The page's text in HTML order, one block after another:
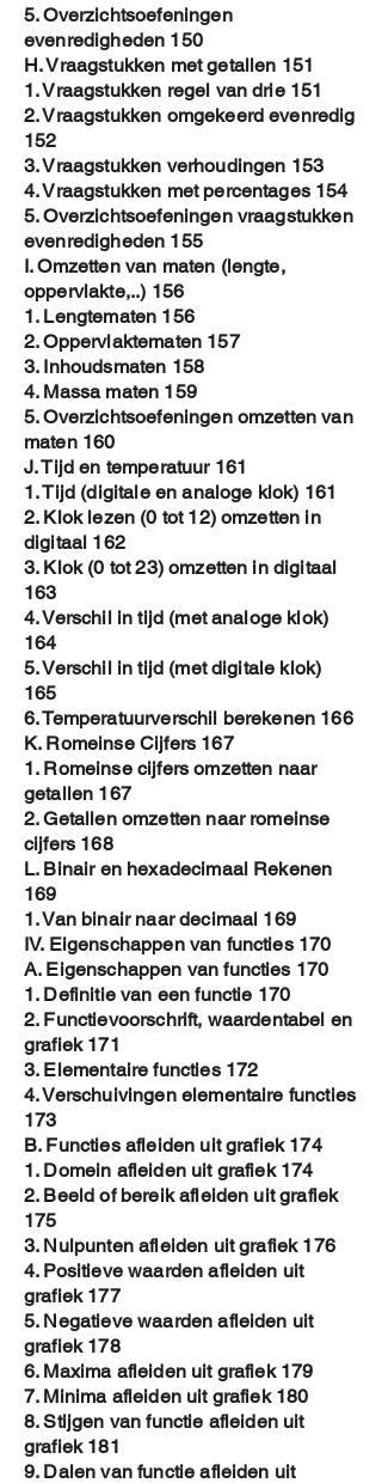
5. Overzichtsoefeningen
evenredigheden 150
H. Vraagstukken met getallen 151
1. Vraagstukken regel van drie 151
2. Vraagstukken omgekeerd evenredig
152
3. Vraagstukken verhoudingen 153
4. Vraagstukken met percentages 154
5. Overzichtsoefeningen vraagstukken
evenredigheden 155
I. Omzetten van maten (lengte,
oppervlakte,..) 156
1. Lengtematen 156
2. Oppervlaktematen 157
3. Inhoudsmaten 158
4. Massa maten 159
5. Overzichtsoefeningen omzetten van
maten 160
J. Tijd en temperatuur 161
1. Tijd (digitale en analoge klok) 161
2. Klok lezen (0 tot 12) omzetten in
digitaal 162
3. Klok (0 tot 23) omzetten in digitaal
163
4. Verschil in tijd (met analoge klok)
164
5. Verschil in tijd (met digitale klok)
165
6. Temperatuurverschil berekenen 166
K. Romeinse Cijfers 167
1. Romeinse cijfers omzetten naar
getallen 167
2. Getallen omzetten naar romeinse
cijfers 168
L. Binair en hexadecimaal Rekenen
169
1. Van binair naar decimaal 169
IV. Eigenschappen van functies 170
A. Eigenschappen van functies 170
1. Definitie van een functie 170
2. Functievoorschrift, waardentabel en
grafiek 171
3. Elementaire functies 172
4. Verschuivingen elementaire functies
173
B. Functies afleiden uit grafiek 174
1. Domein afleiden uit grafiek 174
2. Beeld of bereik afleiden uit grafiek
175
3. Nulpunten afleiden uit grafiek 176
4. Positieve waarden afleiden uit
grafiek 177
5. Negatieve waarden afleiden uit
grafiek 178
6. Maxima afleiden uit grafiek 179
7. Minima afleiden uit grafiek 180
8. Stijgen van functie afleiden uit
grafiek 181
9. Dalen van functie afleiden uit